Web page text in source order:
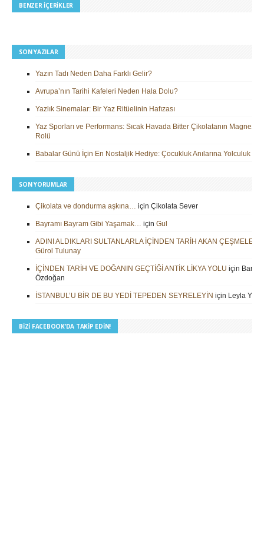
BENZER İÇERIKLER
SON YAZILAR
Yazın Tadı Neden Daha Farklı Gelir?
Avrupa’nın Tarihi Kafeleri Neden Hala Dolu?
Yazlık Sinemalar: Bir Yaz Ritüelinin Hafızası
Yaz Sporları ve Performans: Sıcak Havada Bitter Çikolatanın
Rolü
Babalar Günü İçin En Nostaljik Hediye: Çocukluk Anılarına Yolculuk
SON YORUMLAR
Çikolata ve dondurma aşkına… için Çikolata Sever
Bayramı Bayram Gibi Yaşamak… için Gul
ADINI ALDIKLARI SULTANLARLA İÇİNDEN TARİH AKAN ÇEŞMELER
Gürol Tulunay
İÇİNDEN TARİH VE DOĞANIN GEÇTİĞİ ANTİK LİKYA YOLU için
Özdoğan
İSTANBUL’U BİR DE BU YEDİ TEPEDEN SEYRELEYİN için Leyla
BIZI FACEBOOK’DA TAKIP EDIN!